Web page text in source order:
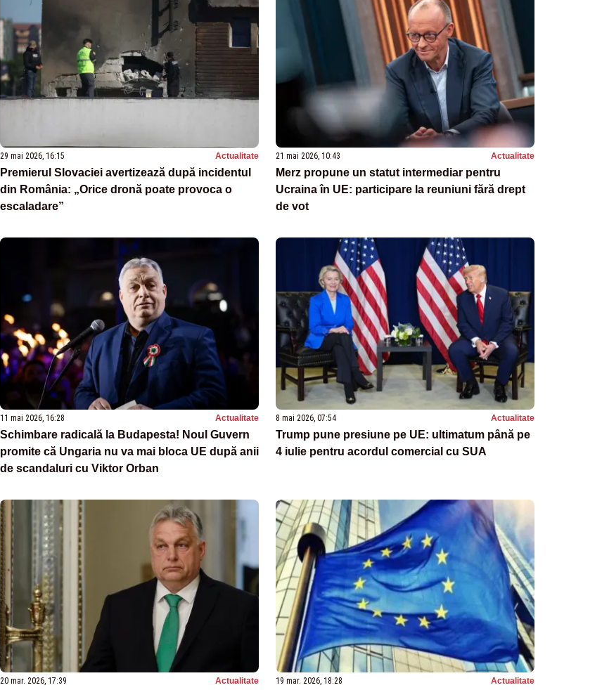
29 mai 2026, 16:15 Actualitate
Premierul Slovaciei avertizează după incidentul
din România: „Orice dronă poate provoca o
escaladare”
21 mai 2026, 10:43 Actualitate
Merz propune un statut intermediar pentru
Ucraina în UE: participare la reuniuni fără drept
de vot
11 mai 2026, 16:28 Actualitate
Schimbare radicală la Budapesta! Noul Guvern
promite că Ungaria nu va mai bloca UE după anii
de scandaluri cu Viktor Orban
8 mai 2026, 07:54 Actualitate
Trump pune presiune pe UE: ultimatum până pe
4 iulie pentru acordul comercial cu SUA
20 mar. 2026, 17:39 Actualitate 19 mar. 2026, 18:28 Actualitate